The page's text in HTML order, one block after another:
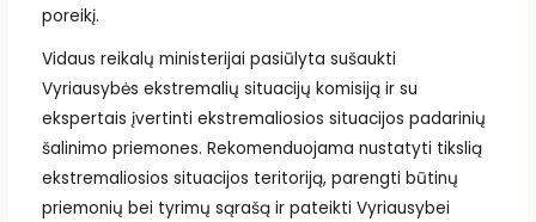
poreikį.
Vidaus reikalų ministerijai pasiūlyta sušaukti
Vyriausybės ekstremalių situacijų komisiją ir su
ekspertais įvertinti ekstremaliosios situacijos padarinių
šalinimo priemones. Rekomenduojama nustatyti tikslią
ekstremaliosios situacijos teritoriją, parengti būtinų
priemonių bei tyrimų sąrašą ir pateikti Vyriausybei